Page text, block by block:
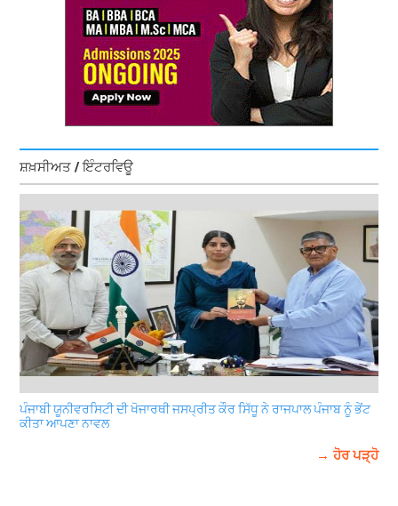
ਸ਼ਖ਼ਸੀਅਤ / ਇੰਟਰਵਿਊ
ਪੰਜਾਬੀ ਯੂਨੀਵਰਸਿਟੀ ਦੀ ਖੋਜਾਰਥੀ ਜਸਪ੍ਰੀਤ ਕੌਰ ਸਿੱਧੂ ਨੇ ਰਾਜਪਾਲ ਪੰਜਾਬ ਨੂੰ ਭੇਂਟ
ਕੀਤਾ ਆਪਣਾ ਨਾਵਲ
→ ਹੋਰ ਪੜ੍ਹੋ